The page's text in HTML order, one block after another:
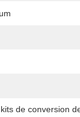
kits de conversion